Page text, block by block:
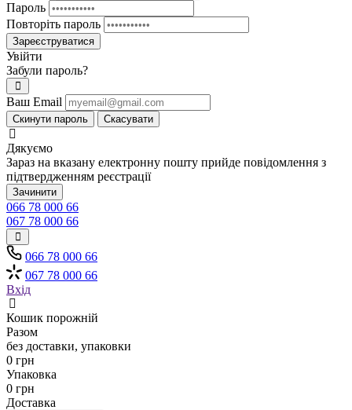
Пароль
Повторіть пароль
Зареєструватися
Увійти
Забули пароль?
Ваш Email
Скинути пароль Скасувати
Дякуємо
Зараз на вказану електронну пошту прийде повідомлення з
підтвердженням реєстрації
Зачинити
066 78 000 66
067 78 000 66
066 78 000 66
067 78 000 66
Вхід
Кошик порожній
Разом
без доставки, упаковки
0 грн
Упаковка
0 грн
Доставка